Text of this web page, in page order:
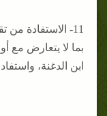
11- الاستفادة
بما لا يتعارض مع
ابن الدغنة،